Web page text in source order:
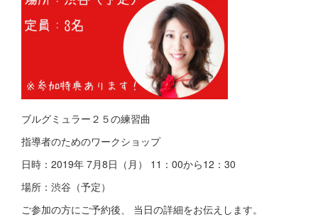
ブルグミュラー２５の練習曲
指導者のためのワークショップ
日時：2019年 7月8日（月） 11：00から12：30
場所：渋谷（予定）
ご参加の方にご予約後、 当日の詳細をお伝えします。